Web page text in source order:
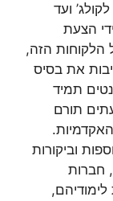
ועד
הצעת
הלקוחות הזה,
את בסיס
תמיד
תורם
וביקורות
חברות